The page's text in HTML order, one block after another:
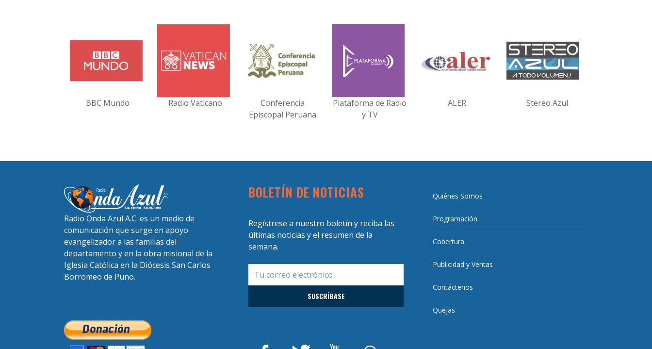
BBC Mundo Radio Vaticano
Conferencia
Episcopal Peruana
Plataforma de Radio
y TV
ALER Stereo Azul
Radio Onda Azul A.C. es un medio de
comunicación que surge en apoyo
evangelizador a las familias del
departamento y en la obra misional de la
Iglesia Católica en la Diócesis San Carlos
Borromeo de Puno.
BOLETÍN DE NOTICIAS
Regístrese a nuestro boletín y reciba las
últimas noticias y el resumen de la
semana.
Quiénes Somos
Programación
Cobertura
Publicidad y Ventas
Contáctenos
Quejas